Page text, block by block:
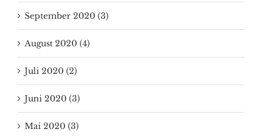
September 2020 (3)
August 2020 (4)
Juli 2020 (2)
Juni 2020 (3)
Mai 2020 (3)